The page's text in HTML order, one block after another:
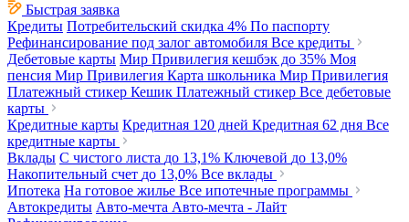
Быстрая заявка
Кредиты Потребительский скидка 4% По паспорту
Рефинансирование под залог автомобиля Все кредиты
Дебетовые карты Мир Привилегия кешбэк до 35% Моя
пенсия Мир Привилегия Карта школьника Мир Привилегия
Платежный стикер Кешик Платежный стикер Все дебетовые
карты
Кредитные карты Кредитная 120 дней Кредитная 62 дня Все
кредитные карты
Вклады С чистого листа до 13,1% Ключевой до 13,0%
Накопительный счет до 13,0% Все вклады
Ипотека На готовое жилье Все ипотечные программы
Автокредиты Авто-мечта Авто-мечта - Лайт